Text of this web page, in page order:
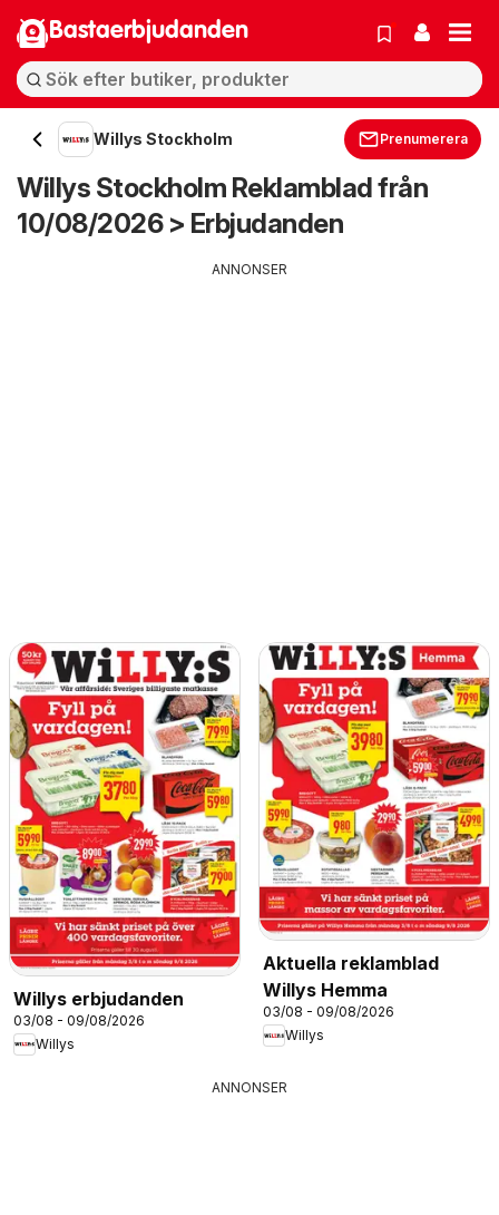
Bastaerbjudanden
Willys Stockholm Prenumerera
Willys Stockholm Reklamblad från
10/08/2026 > Erbjudanden
ANNONSER
Willys erbjudanden
03/08 - 09/08/2026
Willys
Aktuella reklamblad
Willys Hemma
03/08 - 09/08/2026
Willys
ANNONSER